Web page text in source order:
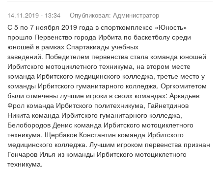
14.11.2019 - 13:34 Опубликовал: Администратор
С 5 по 7 ноября 2019 года в спорткомплексе «Юность»
прошло Первенство города Ирбита по баскетболу среди
юношей в рамках Спартакиады учебных
заведений. Победителем первенства стала команда юношей
Ирбитского мотоциклетного техникума, на втором месте
команда Ирбитского медицинского колледжа, третье место у
команды Ирбитского гуманитарного колледжа. Оргкомитетом
были отмечены лучшие игроки в своих командах: Аркадьев
Фрол команда Ирбитского политехникума, Гайнетдинов
Никита команда Ирбитского гуманитарного колледжа,
Белобородов Денис команда Ирбитского мотоциклетного
техникума, Щербаков Константин команда Ирбитского
медицинского колледжа. Лучшим игроком первенства признан
Гончаров Илья из команды Ирбитского мотоциклетного
техникума.